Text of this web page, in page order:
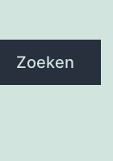
Zoeken